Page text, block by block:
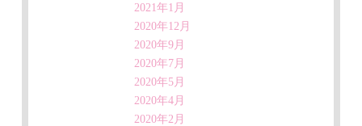
2021年1月
2020年12月
2020年9月
2020年7月
2020年5月
2020年4月
2020年2月